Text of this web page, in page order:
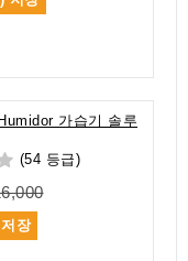
가습기 솔루
(54 등급)
저장